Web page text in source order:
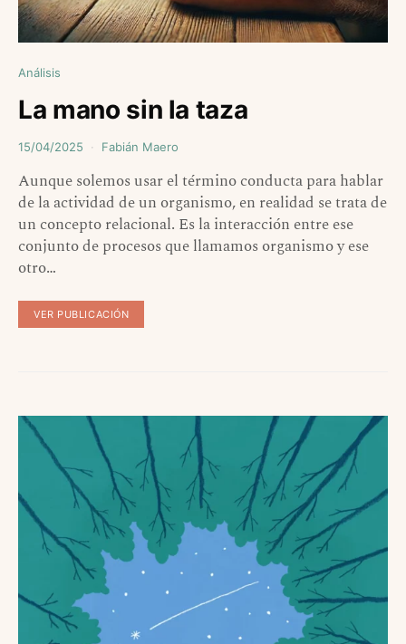
Análisis
La mano sin la taza
15/04/2025 Fabián Maero
Aunque solemos usar el término conducta para hablar
de la actividad de un organismo, en realidad se trata de
un concepto relacional. Es la interacción entre ese
conjunto de procesos que llamamos organismo y ese
otro…
VER PUBLICACIÓN